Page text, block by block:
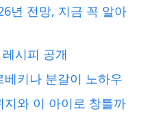
년 전망, 지금 꼭 알아
시피 공개
키나 분갈이 노하우
와 이 아이로 창틀까